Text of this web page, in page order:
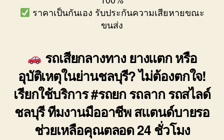
ราคาเป็นกันเอง รับประกันความเสียหายขณะ
ขนส่ง
รถเสียกลางทาง ยางแตก หรือ
อุบัติเหตุในย่านชลบุรี? ไม่ต้องตกใจ!
เรียกใช้บริการ #รถยก รถลาก รถสไลด์
ชลบุรี ทีมงานมืออาชีพ สแตนด์บายรอ
ช่วยเหลือคุณตลอด 24 ชั่วโมง